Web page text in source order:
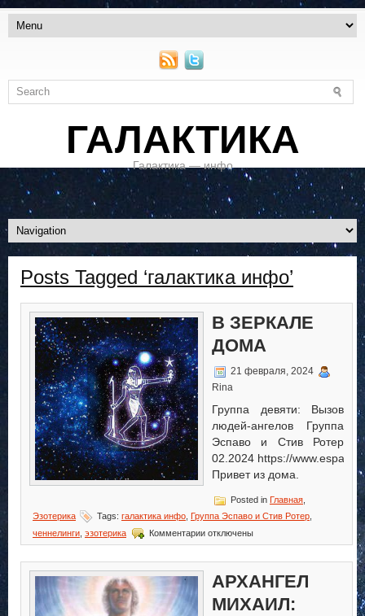
ГАЛАКТИКА
Галактика — инфо
Posts Tagged ‘галактика инфо’
В ЗЕРКАЛЕ
ДОМА
21 февраля, 2024
Rina
Группа девяти: Вызов
людей-ангелов Группа
Эспаво и Стив Ротер
02.2024 https://
Привет из дома.
Posted in Главная
Эзотерика
Tags: галактика инфо Группа Эспаво и Стив Ротер
ченнелинги эзотерика Комментариик
записи
Дома
отключены
АРХАНГЕЛ
МИХАИЛ: